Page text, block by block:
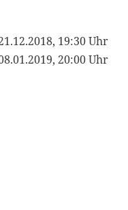
19:30 Uhr
20:00 Uhr